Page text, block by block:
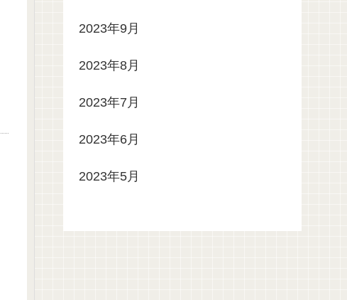
2023年9月
2023年8月
2023年7月
2023年6月
2023年5月